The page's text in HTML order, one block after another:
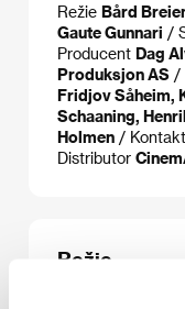
Režie Bård
Gaute Gunnari /
Producent Dag
Produksjon AS /
Fridjov Såheim,
Schaaning,
Holmen / Kontakt
Distributor
Režie